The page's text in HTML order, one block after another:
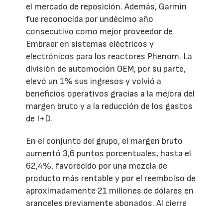
el mercado de reposición. Además, Garmin
fue reconocida por undécimo año
consecutivo como mejor proveedor de
Embraer en sistemas eléctricos y
electrónicos para los reactores Phenom. La
división de automoción OEM, por su parte,
elevó un 1% sus ingresos y volvió a
beneficios operativos gracias a la mejora del
margen bruto y a la reducción de los gastos
de I+D.
En el conjunto del grupo, el margen bruto
aumentó 3,6 puntos porcentuales, hasta el
62,4%, favorecido por una mezcla de
producto más rentable y por el reembolso de
aproximadamente 21 millones de dólares en
aranceles previamente abonados. Al cierre